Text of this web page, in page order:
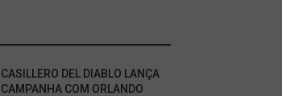
CASILLERO DEL DIABLO LANÇA
CAMPANHA COM ORLANDO